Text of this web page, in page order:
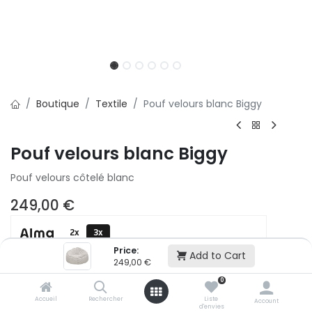
Price:
249,00 € Add to Cart
Accueil Rechercher
0
Liste
d'envies
Account
Boutique Textile Pouf velours blanc Biggy
Pouf velours blanc Biggy
Pouf velours côtelé blanc
249,00 €
2x
3x
500,01 € puis 2 x 499,99 € (sans frais)
Ajouter au panier